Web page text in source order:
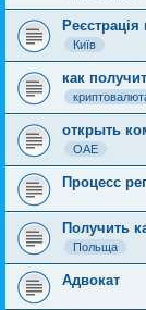
Реєстрація
Київ
как
открыть
ОАЕ
Процесс
Получить
Польща
Адвокат